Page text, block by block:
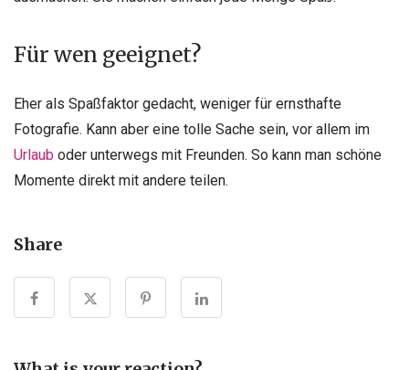
Für wen geeignet?
Eher als Spaßfaktor gedacht, weniger für ernsthafte
Fotografie. Kann aber eine tolle Sache sein, vor allem im
Urlaub oder unterwegs mit Freunden. So kann man schöne
Momente direkt mit andere teilen.
Share